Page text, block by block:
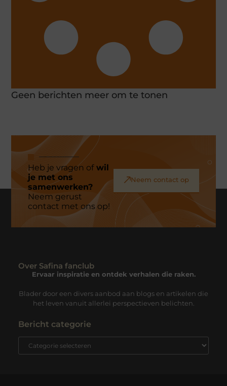
Geen berichten meer om te tonen
Heb je vragen ofwil
je met ons
samenwerken?
Neem gerust
contact met ons op!
Neem contact op
Over Safina fanclub
Ervaar inspiratie en ontdek verhalen die raken.
Blader door een divers aanbod aan blogs en artikelen die
het leven vanuit allerlei perspectieven belichten.
Bericht categorie